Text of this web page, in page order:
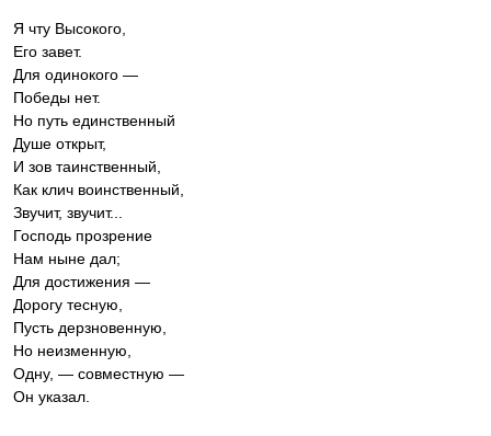
Я чту Высокого,
Его завет.
Для одинокого —
Победы нет.
Но путь единственный
Душе открыт,
И зов таинственный,
Как клич воинственный,
Звучит, звучит...
Господь прозрение
Нам ныне дал;
Для достижения —
Дорогу тесную,
Пусть дерзновенную,
Но неизменную,
Одну, — совместную —
Он указал.